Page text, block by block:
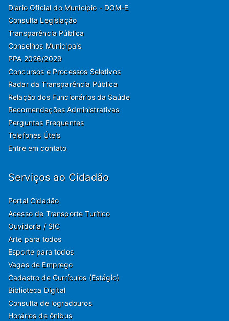
Diário Oficial do Município - DOM-E
Consulta Legislação
Transparência Pública
Conselhos Municipais
PPA 2026/2029
Concursos e Processos Seletivos
Radar da Transparência Pública
Relação dos Funcionários da Saúde
Recomendações Administrativas
Perguntas Frequentes
Telefones Úteis
Entre em contato
Serviços ao Cidadão
Portal Cidadão
Acesso de Transporte Turítico
Ouvidoria / SIC
Arte para todos
Esporte para todos
Vagas de Emprego
Cadastro de Currículos (Estágio)
Biblioteca Digital
Consulta de logradouros
Horários de ônibus